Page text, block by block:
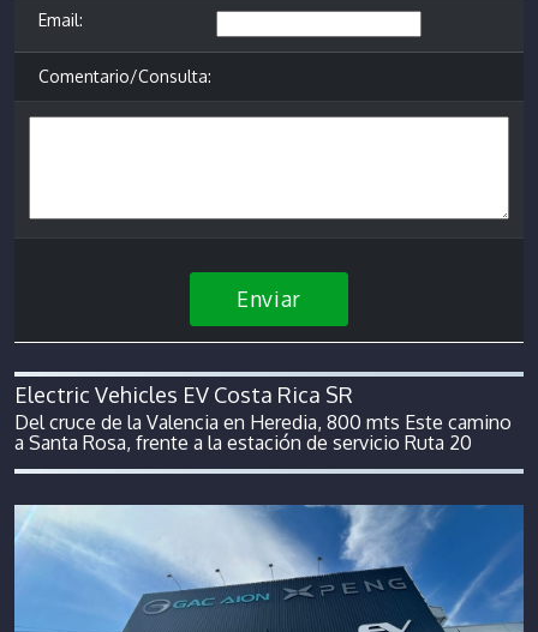
Email:
Comentario/Consulta:
Enviar
Electric Vehicles EV Costa Rica SR
Del cruce de la Valencia en Heredia, 800 mts Este camino
a Santa Rosa, frente a la estación de servicio Ruta 20